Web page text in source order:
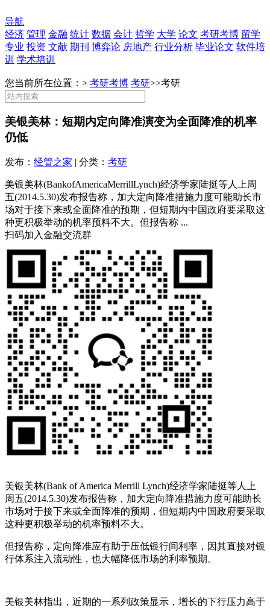
导航
经济 管理 金融 统计 数据 会计 哲学 大学 论文 考研考博 留学
专业 投资 文献 期刊 博弈论 房地产 行业分析 毕业论文 软件培
训 学术培训
您当前所在位置：> 考研考博 考研>>考研
美银美林：短期内定向降准演变为全面降准的机率
仍低
发布： 经管之家 | 分类： 考研
美银美林(BankofAmericaMerrillLynch)经济学家陆挺等人上周
五(2014.5.30)发布报告称，加大定向降准措施力度可能助长市
场对于接下来或全面降准的预期，但短期内中国政府要采取这
种更积极举动的机率预料不大。但报告称 ...
扫码加入金融交流群
美银美林(Bank of America Merrill Lynch)经济学家陆挺等人上
周五(2014.5.30)发布报告称，加大定向降准措施力度可能助长
市场对于接下来或全面降准的预期，但短期内中国政府要采取
这种更积极举动的机率预料不大。
但报告称，定向降准应有助于压低银行间利率，因其直接对银
行体系注入流动性，也大幅降低市场的利率预期。
美银美林指出，近期的一系列政策显示，增长的下行压力高于